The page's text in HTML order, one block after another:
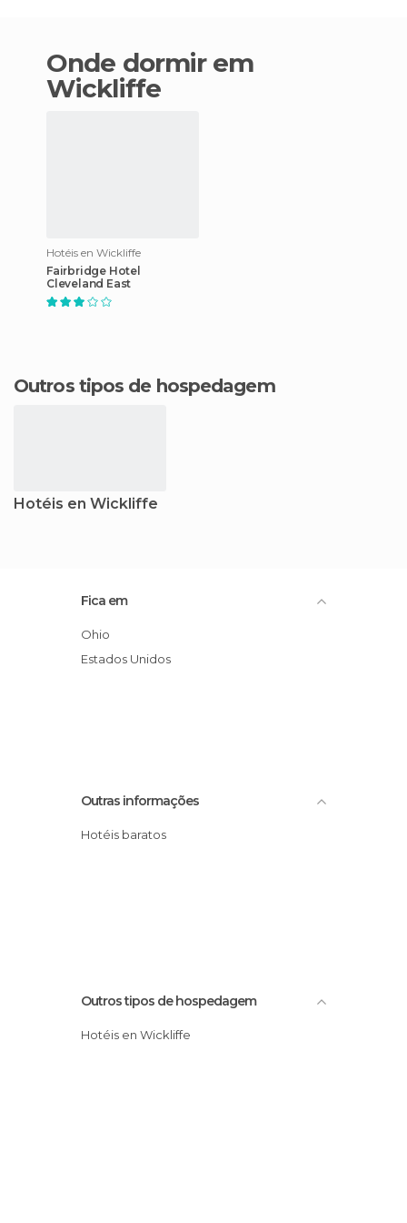
Onde dormir em
Wickliffe
Hotéis en Wickliffe
Fairbridge Hotel
Cleveland East
Outros tipos de hospedagem
Hotéis en Wickliffe
Fica em
Ohio
Estados Unidos
Outras informações
Hotéis baratos
Outros tipos de hospedagem
Hotéis en Wickliffe